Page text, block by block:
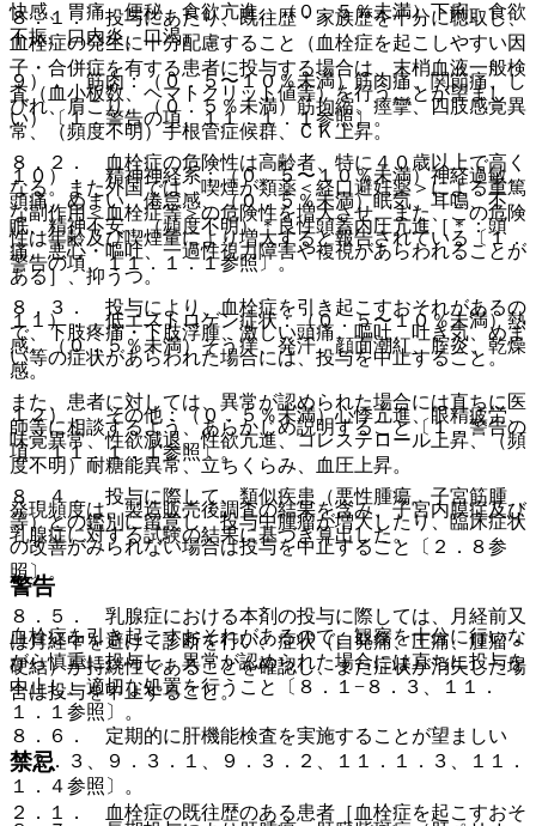
８．１． 投与にあたり、既往歴・家族歴を十分に聴取し、
血栓症の発生に十分配慮すること（血栓症を起こしやすい因
子・合併症を有する患者に投与する場合は、末梢血液一般検
査（血小板数、ヘマトクリット値等）を行うことが望まし
い）〔１．警告の項、１１．１．１参照〕。
８．２． 血栓症の危険性は高齢者、特に４０歳以上で高く
なる。また外国では、喫煙が類薬＜経口避妊薬＞による重篤
な副作用＜血栓症等＞の危険性を増大させ、また、この危険
性は年齢及び喫煙量により増大すると報告されている〔１．
警告の項、１１．１．１参照〕。
８．３． 投与により、血栓症を引き起こすおそれがあるの
で、下肢疼痛・下肢浮腫、激しい頭痛、嘔吐、吐き気、めま
い等の症状があらわれた場合には、投与を中止すること。
また、患者に対しては、異常が認められた場合には直ちに医
師等に相談するよう、あらかじめ説明すること〔１．警告の
項、１１．１．１参照〕。
８．４． 投与に際して、類似疾患（悪性腫瘍、子宮筋腫
等）との鑑別に留意し、投与中腫瘤が増大したり、臨床症状
の改善がみられない場合は投与を中止すること〔２．８参
照〕。
８．５． 乳腺症における本剤の投与に際しては、月経前又
は月経中を避けて診断を行い、症状（自発痛、圧痛、腫瘤・
硬結）が持続性であることを確認し、また症状が消失した場
合は投与を中止すること。
８．６． 定期的に肝機能検査を実施することが望ましい
〔２．３、９．３．１、９．３．２、１１．１．３、１１．
１．４参照〕。
快感、胃痛、便秘、食欲亢進、（０．５％未満）下痢、食欲
不振、口内炎、口渇。
９）． 筋肉：（０．５〜１０％未満）筋肉痛、関節痛、し
びれ、肩こり、（０．５％未満）筋拘縮、痙攣、四肢感覚異
常、（頻度不明）手根管症候群、ＣＫ上昇。
１０）． 精神神経系：（０．５〜１０％未満）神経過敏、
頭痛、めまい、倦怠感、（０．５％未満）眠気、耳鳴、不
眠、精神不安、（頻度不明）＊良性頭蓋内圧亢進［＊：頭
痛、悪心・嘔吐、一過性視力障害や複視があらわれることが
ある］、抑うつ。
１１）． 低エストロゲン症状：（０．５〜１０％未満）熱
感、（０．５％未満）そう痒、発汗、顔面潮紅、腟炎、乾燥
感。
１２）． その他：（０．５％未満）心悸亢進、眼精疲労、
味覚異常、性欲減退、性欲亢進、コレステロール上昇、（頻
度不明）耐糖能異常、立ちくらみ、血圧上昇。
発現頻度は、製造販売後調査の結果を含み、子宮内膜症及び
乳腺症に対する試験の結果に基づき算出した。
警告
血栓症を引き起こすおそれがあるので、観察を十分に行いな
がら慎重に投与し、異常が認められた場合には直ちに投与を
中止し、適切な処置を行うこと〔８．１−８．３、１１．
１．１参照〕。
禁忌
２．１． 血栓症の既往歴のある患者［血栓症を起こすおそ